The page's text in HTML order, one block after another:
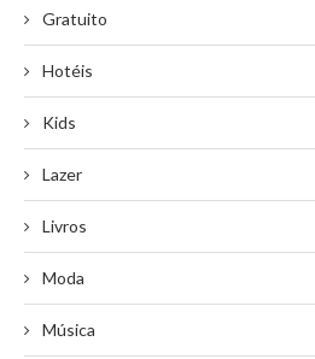
Gratuito
Hotéis
Kids
Lazer
Livros
Moda
Música